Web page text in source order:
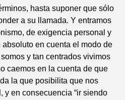
hasta suponer que sólo
a su llamada. Y entramos
de exigencia personal y
en cuenta el modo de
y tan centrados vivimos
caemos en la cuenta de que
la que posibilita que nos
y en consecuencia “ir siendo